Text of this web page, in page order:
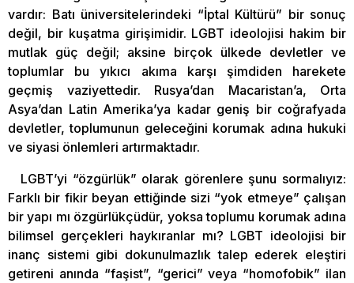
vardır: Batı üniversitelerindeki “İptal Kültürü” bir sonuç
değil, bir kuşatma girişimidir. LGBT ideolojisi hakim bir
mutlak güç değil; aksine birçok ülkede devletler ve
toplumlar bu yıkıcı akıma karşı şimdiden harekete
geçmiş vaziyettedir. Rusya’dan Macaristan’a, Orta
Asya’dan Latin Amerika’ya kadar geniş bir coğrafyada
devletler, toplumunun geleceğini korumak adına hukuki
ve siyasi önlemleri artırmaktadır.
LGBT’yi “özgürlük” olarak görenlere şunu sormalıyız:
Farklı bir fikir beyan ettiğinde sizi “yok etmeye” çalışan
bir yapı mı özgürlükçüdür, yoksa toplumu korumak adına
bilimsel gerçekleri haykıranlar mı? LGBT ideolojisi bir
inanç sistemi gibi dokunulmazlık talep ederek eleştiri
getireni anında “faşist”, “gerici” veya “homofobik” ilan